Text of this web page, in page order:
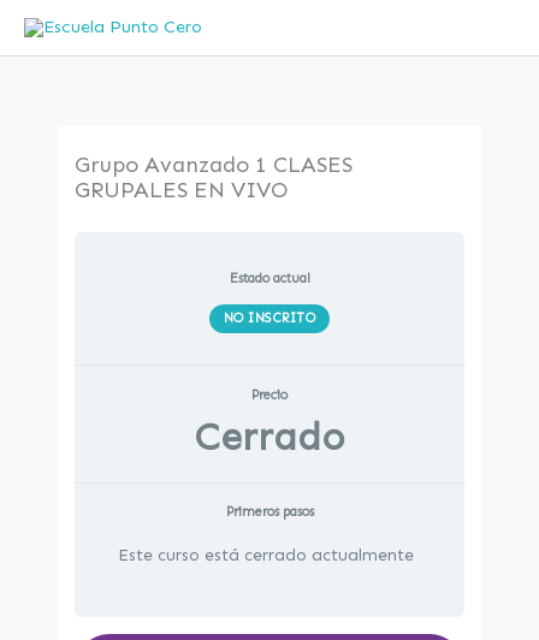
Grupo Avanzado 1 CLASES
GRUPALES EN VIVO
Estado actual
NO INSCRITO
Precio
Cerrado
Primeros pasos
Este curso está cerrado actualmente